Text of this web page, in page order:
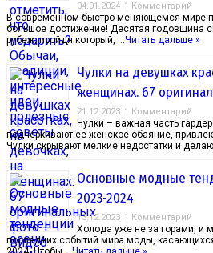
04.01.2024 1 Комментарий
В современном быстро меняющемся мире
большое достижение! Десятая годовщина
рубеж, пройдя который, …Читать дальше »
Чулки на девушках
женщинах. 67
21.12.2023 1 Комментарий
Чулки – важная часть
подчеркивают ее женское обаяние,
Чулки скрывают мелкие недостатки и
Основные модные
2023-2024
13.12.2023 1 Комментарий
Холода уже не за горами, и
последних событий мира моды,